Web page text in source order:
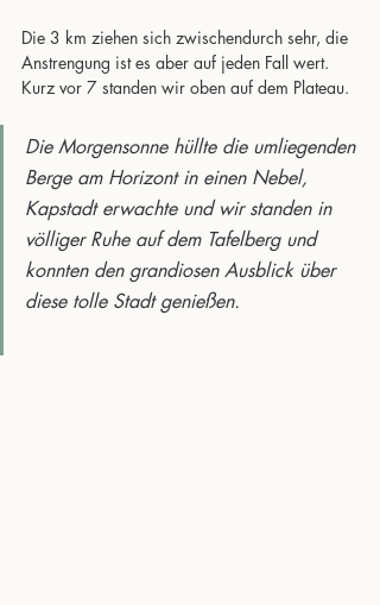
Die 3 km ziehen sich zwischendurch sehr, die
Anstrengung ist es aber auf jeden Fall wert.
Kurz vor 7 standen wir oben auf dem Plateau.
Die Morgensonne hüllte die umliegenden
Berge am Horizont in einen Nebel,
Kapstadt erwachte und wir standen in
völliger Ruhe auf dem Tafelberg und
konnten den grandiosen Ausblick über
diese tolle Stadt genießen.